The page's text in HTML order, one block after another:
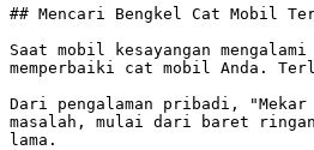
## Mencari Bengkel Cat Mobil
Saat mobil kesayangan
memperbaiki cat mobil Anda.
Dari pengalaman pribadi,
masalah, mulai dari baret ringan
lama.